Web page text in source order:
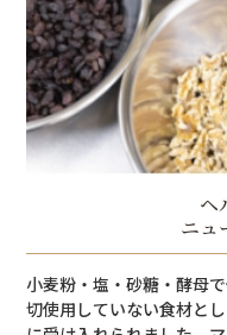
ヘ
ニュ
小麦粉・塩・砂糖・酵母
切使用していない食材と